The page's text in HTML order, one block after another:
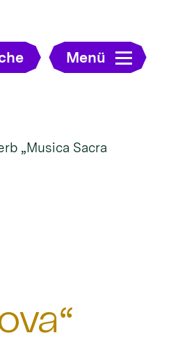
Menü
„Musica Sacra